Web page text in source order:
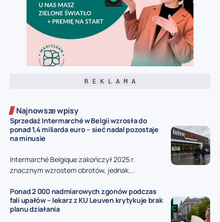
R E K L A M A
Najnowsze wpisy
Sprzedaż Intermarché w Belgii wzrosła do
ponad 1,4 miliarda euro – sieć nadal pozostaje
na minusie
Intermarché Belgique zakończył 2025 r.
znacznym wzrostem obrotów, jednak...
Ponad 2 000 nadmiarowych zgonów podczas
fali upałów – lekarz z KU Leuven krytykuje brak
planu działania